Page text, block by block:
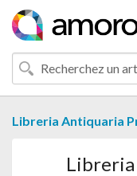
Libreria Antiquaria